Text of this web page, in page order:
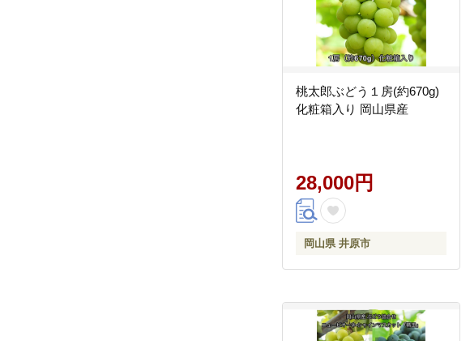
桃太郎ぶどう１房(約670g)
化粧箱入り 岡山県産
28,000円
岡山県 井原市